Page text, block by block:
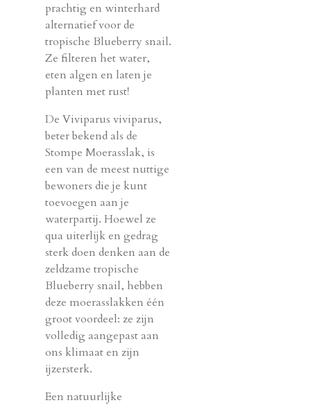
prachtig en winterhard
alternatief voor de
tropische Blueberry snail.
Ze filteren het water,
eten algen en laten je
planten met rust!
De Viviparus viviparus,
beter bekend als de
Stompe Moerasslak, is
een van de meest nuttige
bewoners die je kunt
toevoegen aan je
waterpartij. Hoewel ze
qua uiterlijk en gedrag
sterk doen denken aan de
zeldzame tropische
Blueberry snail, hebben
deze moerasslakken één
groot voordeel: ze zijn
volledig aangepast aan
ons klimaat en zijn
ijzersterk.
Een natuurlijke